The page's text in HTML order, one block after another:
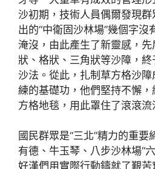
沙初期，技術人員偶爾發現
出的“中衛固沙林場”幾個字
淹沒，由此產生了新靈感，
狀、格狀、三角狀等沙障，終
沙法。從此，扎制草方格沙障
練的基礎功，他們堅持不懈
方格地毯，用此罩住了滾滾流
國民群眾是“三北”精力的重
有德、牛玉琴、八步沙林場“
好漢們用實際行動鑄就了艱